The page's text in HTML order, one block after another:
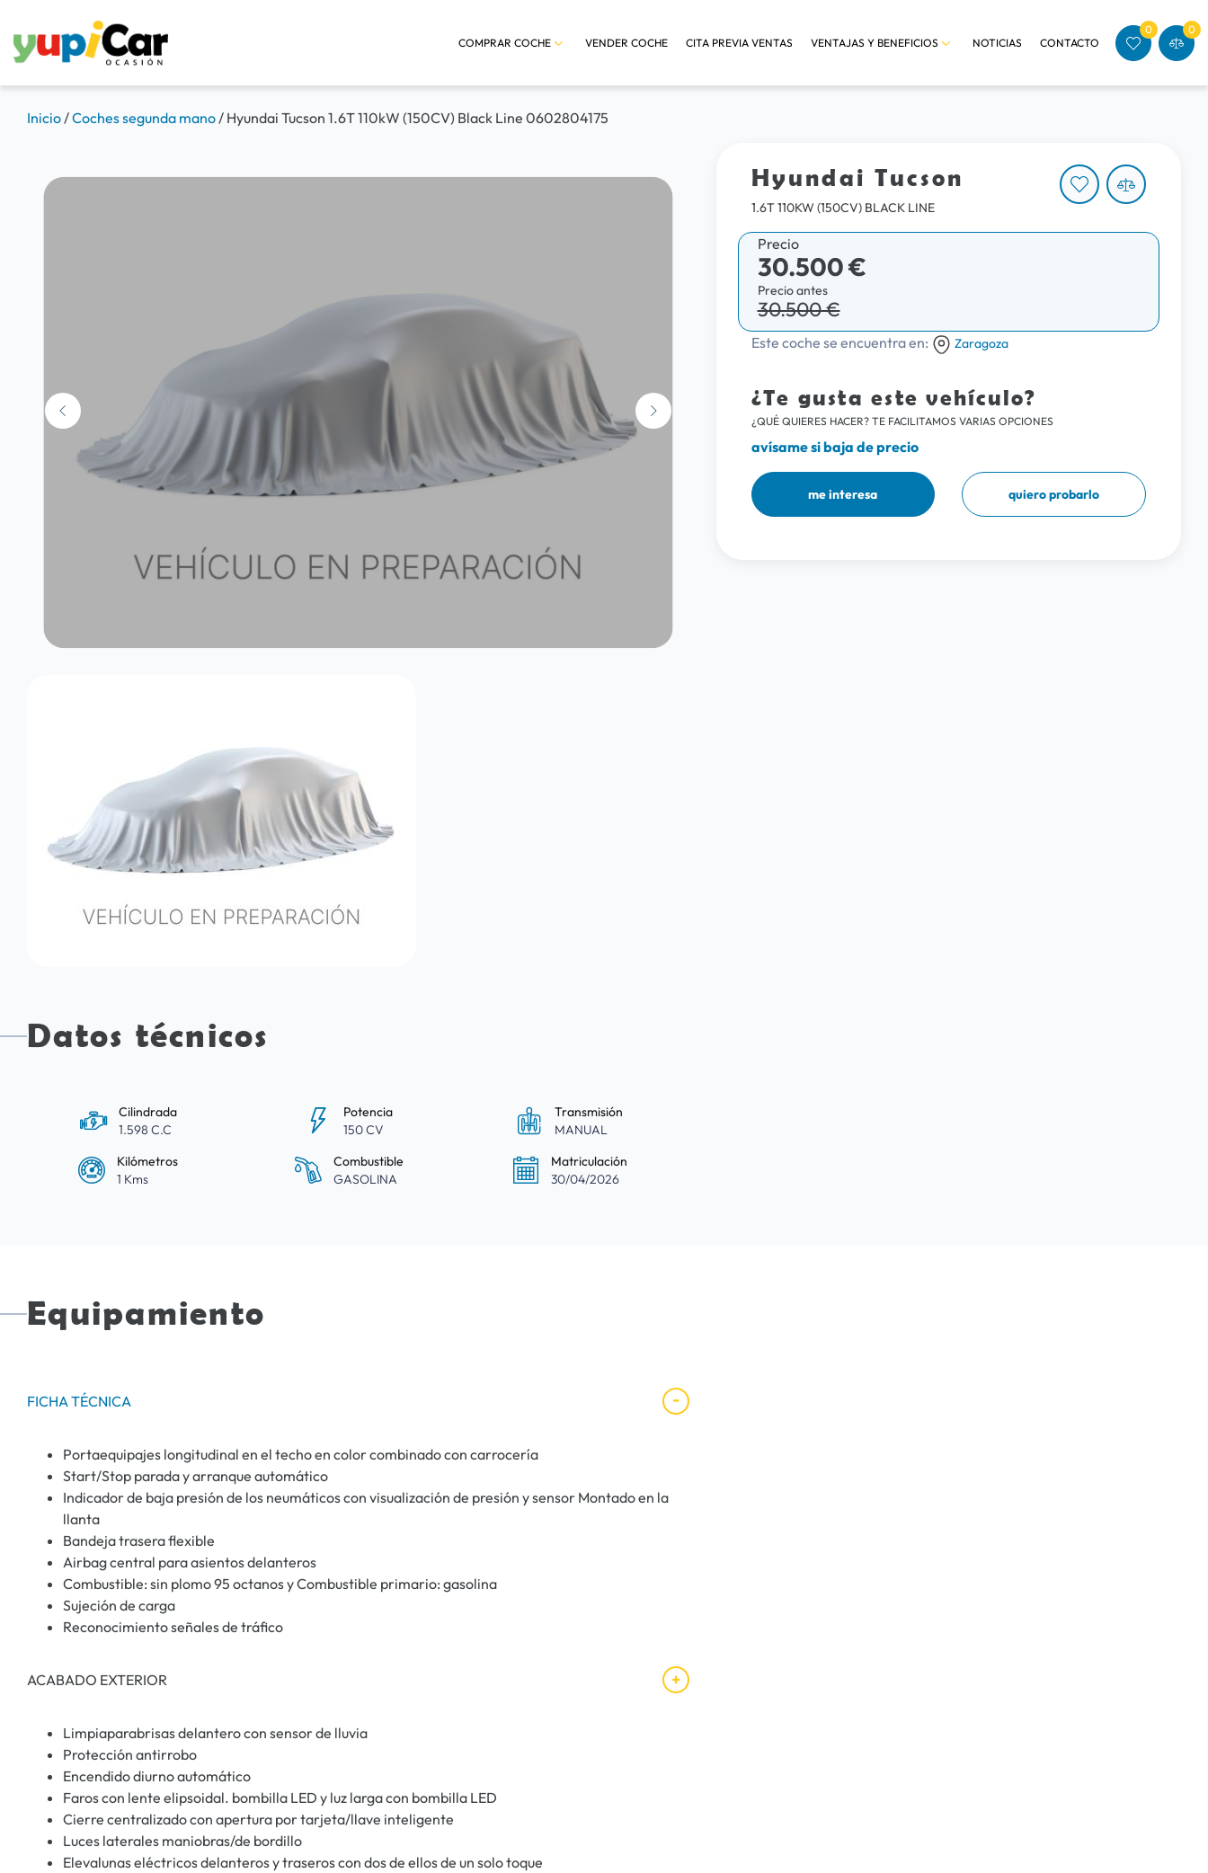
COMPRAR COCHE VENDER COCHE CITA PREVIA VENTAS VENTAJAS Y BENEFICIOS NOTICIAS CONTACTO
0 0
Inicio/Coches segunda mano/ Hyundai Tucson 1.6T 110kW (150CV) Black Line 0602804175
Hyundai Tucson
1.6T 110KW (150CV) BLACK LINE
Precio
30.500 €
Precio antes
30.500 €
Este coche se encuentra en: Zaragoza
¿Te gusta este vehículo?
¿QUÉ QUIERES HACER? TE FACILITAMOS VARIAS OPCIONES
avísame si baja de precio
me interesa quiero probarlo
Datos técnicos
Cilindrada
1.598 C.C
Potencia
150 CV
Transmisión
MANUAL
Kilómetros
1 Kms
Combustible
GASOLINA
Matriculación
30/04/2026
Equipamiento
FICHA TÉCNICA
Portaequipajes longitudinal en el techo en color combinado con carrocería
Start/Stop parada y arranque automático
Indicador de baja presión de los neumáticos con visualización de presión y sensor Montado en la
llanta
Bandeja trasera flexible
Airbag central para asientos delanteros
Combustible: sin plomo 95 octanos y Combustible primario: gasolina
Sujeción de carga
Reconocimiento señales de tráfico
ACABADO EXTERIOR
Limpiaparabrisas delantero con sensor de lluvia
Protección antirrobo
Encendido diurno automático
Faros con lente elipsoidal. bombilla LED y luz larga con bombilla LED
Cierre centralizado con apertura por tarjeta/llave inteligente
Luces laterales maniobras/de bordillo
Elevalunas eléctricos delanteros y traseros con dos de ellos de un solo toque